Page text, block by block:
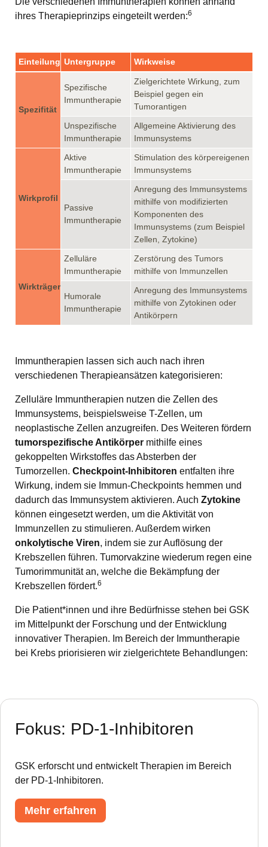
ihres Therapieprinzips eingeteilt werden:6
Einteilung Untergruppe Wirkweise
Spezifität
Spezifische
Immuntherapie
Zielgerichtete Wirkung, zum
Beispiel gegen ein
Tumorantigen
Unspezifische
Immuntherapie
Allgemeine Aktivierung des
Immunsystems
Wirkprofil
Aktive
Immuntherapie
Stimulation des körpereigenen
Immunsystems
Passive
Immuntherapie
Anregung des Immunsystems
mithilfe von modifizierten
Komponenten des
Immunsystems (zum Beispiel
Zellen, Zytokine)
Wirkträger
Zelluläre
Immuntherapie
Zerstörung des Tumors
mithilfe von Immunzellen
Humorale
Immuntherapie
Anregung des Immunsystems
mithilfe von Zytokinen oder
Antikörpern
Immuntherapien lassen sich auch nach ihren
verschiedenen Therapieansätzen kategorisieren:
Zelluläre Immuntherapien nutzen die Zellen des
Immunsystems, beispielsweise T-Zellen, um
neoplastische Zellen anzugreifen. Des Weiteren fördern
tumorspezifische Antikörper mithilfe eines
gekoppelten Wirkstoffes das Absterben der
Tumorzellen. Checkpoint-Inhibitoren entfalten ihre
Wirkung, indem sie Immun-Checkpoints hemmen und
dadurch das Immunsystem aktivieren. Auch Zytokine
können eingesetzt werden, um die Aktivität von
Immunzellen zu stimulieren. Außerdem wirken
onkolytische Viren, indem sie zur Auflösung der
Krebszellen führen. Tumorvakzine wiederum regen eine
Tumorimmunität an, welche die Bekämpfung der
Krebszellen fördert.6
Die Patient*innen und ihre Bedürfnisse stehen bei GSK
im Mittelpunkt der Forschung und der Entwicklung
innovativer Therapien. Im Bereich der Immuntherapie
bei Krebs priorisieren wir zielgerichtete Behandlungen:
Fokus: PD-1-Inhibitoren
GSK erforscht und entwickelt Therapien im Bereich
der PD-1-Inhibitoren.
Mehr erfahren